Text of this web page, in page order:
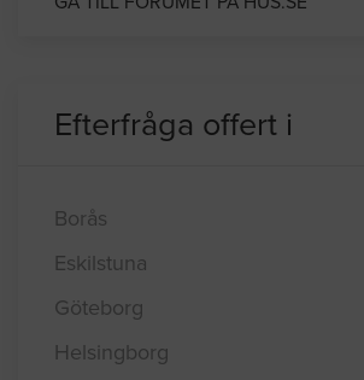
Bygga om lekstuga till bastu!?
Efterfråga offert i
Borås
Eskilstuna